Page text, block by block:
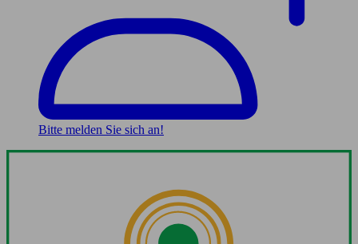
Bitte melden Sie sich an!